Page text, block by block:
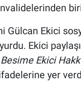
Gülcan Ekici
Ekici
Ekici
yer